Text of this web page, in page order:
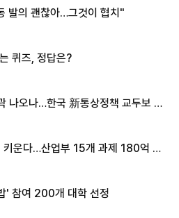
발의 괜찮아…그것이 협치"
퀴즈, 정답은?
나오나…한국 新통상정책 교두보 활
키운다…산업부 15개 과제 180억 지
' 참여 200개 대학 선정